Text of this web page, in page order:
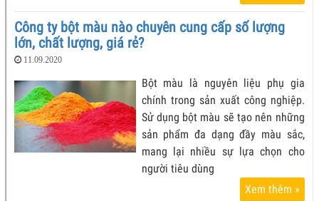
Công ty bột màu nào chuyên cung cấp số lượng
lớn, chất lượng, giá rẻ?
11.09.2020
Bột màu là nguyên liệu phụ gia
chính trong sản xuất công nghiệp.
Sử dụng bột màu sẽ tạo nên những
sản phẩm đa dạng đầy màu sắc,
mang lại nhiều sự lựa chọn cho
người tiêu dùng
Xem thêm »